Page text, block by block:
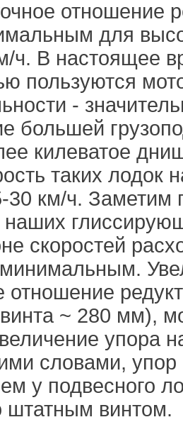
отношение
для
ч. В настоящее
пользуются
-
большей
килеватое
таких лодок
30 км/ч. Заметим
скоростей
отношение
~ 280 мм),
упора
словами,
у подвесного
штатным винтом.